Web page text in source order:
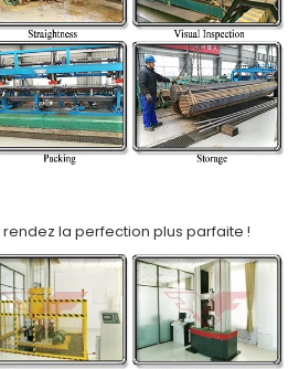
rendez la perfection plus parfaite !